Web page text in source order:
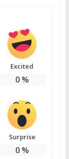
Excited
0%
Surprise
0%